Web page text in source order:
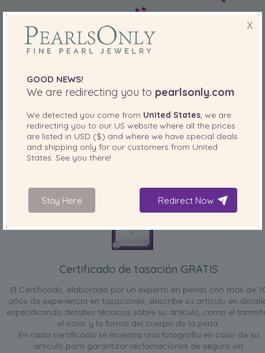
Certificado de tasación GRATIS
El Certificado, elaborado por un experto en perlas con más de
años de experiencia en tasaciones, describe su artículo en
especificando detalles técnicos sobre su artículo, como el
el color y la forma del cuerpo de la perla.
En cada certificado se muestra una fotografía en color de su
artículo para garantizar reclamaciones de seguro sin
X
GOOD NEWS!
We are redirecting you to pearlsonly.com
We detected you come from United States , we are
redirecting you to our US website where all the prices
are listed in USD ($) and where we have special deals
and shipping only for our customers from United
States . See you there!
Stay Here Redirect Now